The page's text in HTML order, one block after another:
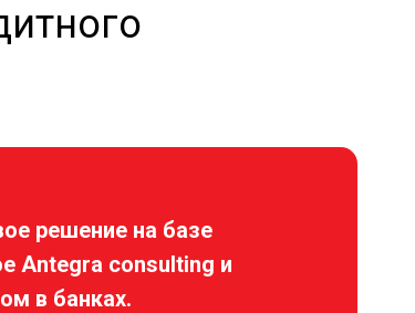
решение на базе
Antegra consulting и
в банках.